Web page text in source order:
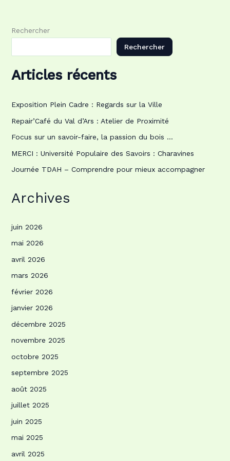
Rechercher
Rechercher
Articles récents
Exposition Plein Cadre : Regards sur la Ville
Repair’Café du Val d’Ars : Atelier de Proximité
Focus sur un savoir-faire, la passion du bois …
MERCI : Université Populaire des Savoirs : Charavines
Journée TDAH – Comprendre pour mieux accompagner
Archives
juin 2026
mai 2026
avril 2026
mars 2026
février 2026
janvier 2026
décembre 2025
novembre 2025
octobre 2025
septembre 2025
août 2025
juillet 2025
juin 2025
mai 2025
avril 2025